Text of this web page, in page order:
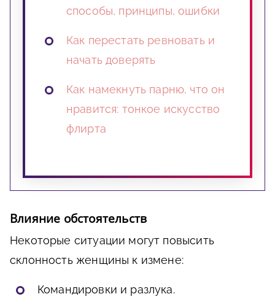
способы, принципы, ошибки
Как перестать ревновать и
начать доверять
Как намекнуть парню, что он
нравится: тонкое искусство
флирта
Влияние обстоятельств
Некоторые ситуации могут повысить
склонность женщины к измене:
Командировки и разлука.